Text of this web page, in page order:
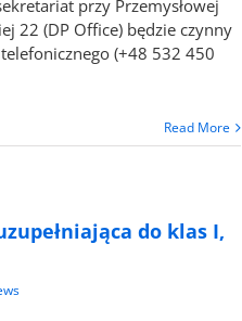
przy Przemysłowej
22 (DP Office) będzie czynny
(+48 532 450
Read More
do klas I,